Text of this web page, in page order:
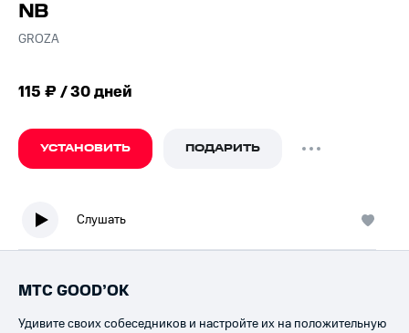
NB
GROZA
115 ₽ / 30 дней
УСТАНОВИТЬ ПОДАРИТЬ
Слушать
МТС GOOD’OK
Удивите своих собеседников и настройте их на положительную